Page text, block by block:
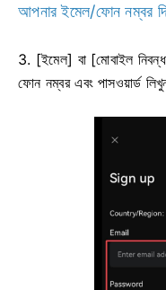
আপনার ইমেল/ফোন নম্বর
3. [ইমেল] বা [মোবাইল
ফোন নম্বর এবং পাসওয়ার্ড